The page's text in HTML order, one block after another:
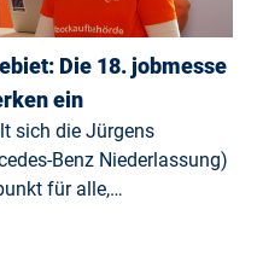
Die 18. jobmesse
ein
sich die Jürgens
Benz Niederlassung)
für alle,…